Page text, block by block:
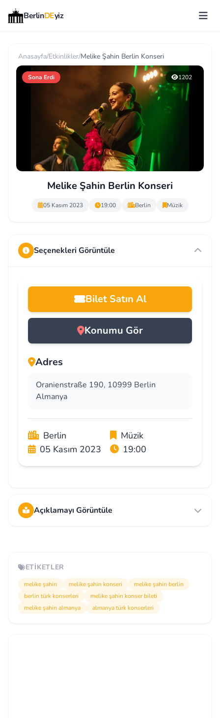
BerlinDEyiz
Anasayfa/Etkinlikler/Melike Şahin Berlin Konseri
Sona Erdi 1202
Melike Şahin Berlin Konseri
05 Kasım 2023 19:00 Berlin Müzik
Seçenekleri Görüntüle
Bilet Satın Al
Konumu Gör
Adres
Oranienstraße 190, 10999 Berlin
Almanya
Berlin
Müzik
05 Kasım 2023
19:00
Açıklamayı Görüntüle
ETIKETLER
melike şahin melike şahin konseri
melike şahin berlin
berlin türk konserleri
melike şahin konser bileti
melike şahin almanya
almanya türk konserleri